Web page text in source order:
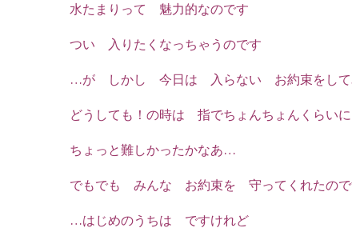
水たまりって 魅力的なのです
つい 入りたくなっちゃうのです
…が しかし 今日は 入らない お約束をして
どうしても！の時は 指でちょんちょんくらい
ちょっと難しかったかなあ…
でもでも みんな お約束を 守ってくれたので
…はじめのうちは ですけれど